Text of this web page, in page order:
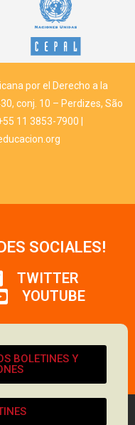
por el Derecho a la
conj. 10 – Perdizes, São
11 3853-7900 |
SOCIALES!
TWITTER
YOUTUBE
BOLETINES Y